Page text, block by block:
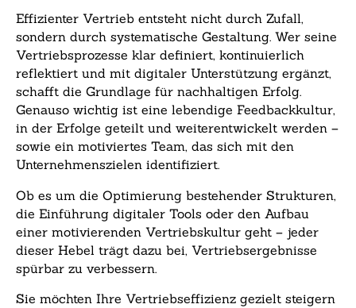
Effizienter Vertrieb entsteht nicht durch Zufall,
sondern durch systematische Gestaltung. Wer seine
Vertriebsprozesse klar definiert, kontinuierlich
reflektiert und mit digitaler Unterstützung ergänzt,
schafft die Grundlage für nachhaltigen Erfolg.
Genauso wichtig ist eine lebendige Feedbackkultur,
in der Erfolge geteilt und weiterentwickelt werden –
sowie ein motiviertes Team, das sich mit den
Unternehmenszielen identifiziert.
Ob es um die Optimierung bestehender Strukturen,
die Einführung digitaler Tools oder den Aufbau
einer motivierenden Vertriebskultur geht – jeder
dieser Hebel trägt dazu bei, Vertriebsergebnisse
spürbar zu verbessern.
Sie möchten Ihre Vertriebseffizienz gezielt steigern